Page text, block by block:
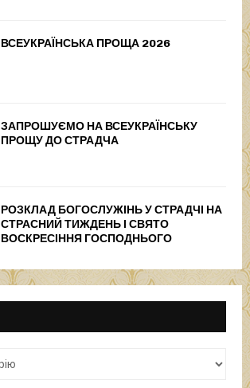
ВСЕУКРАЇНСЬКА ПРОЩА 2026
ЗАПРОШУЄМО НА ВСЕУКРАЇНСЬКУ
ПРОЩУ ДО СТРАДЧА
РОЗКЛАД БОГОСЛУЖІНЬ У СТРАДЧІ НА
СТРАСНИЙ ТИЖДЕНЬ І СВЯТО
ВОСКРЕСІННЯ ГОСПОДНЬОГО